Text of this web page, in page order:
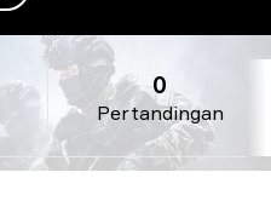
Pertandingan
0